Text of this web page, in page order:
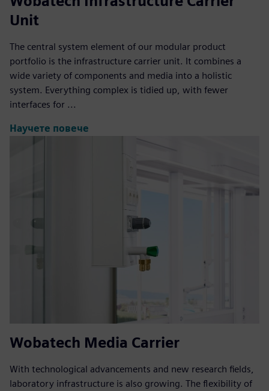
Unit
The central system element of our modular product
portfolio is the infrastructure carrier unit. It combines a
wide variety of components and media into a holistic
system. Everything complex is tidied up, with fewer
interfaces for ...
Научете повече
Wobatech Media Carrier
With technological advancements and new research fields,
laboratory infrastructure is also growing. The flexibility of